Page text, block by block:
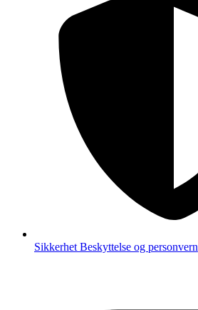
Sikkerhet Beskyttelse og personvern